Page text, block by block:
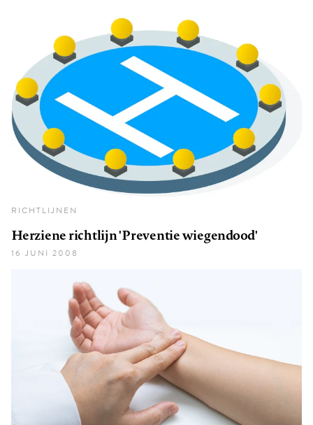
RICHTLIJNEN
Herziene richtlijn 'Preventie wiegendood'
16 JUNI 2008